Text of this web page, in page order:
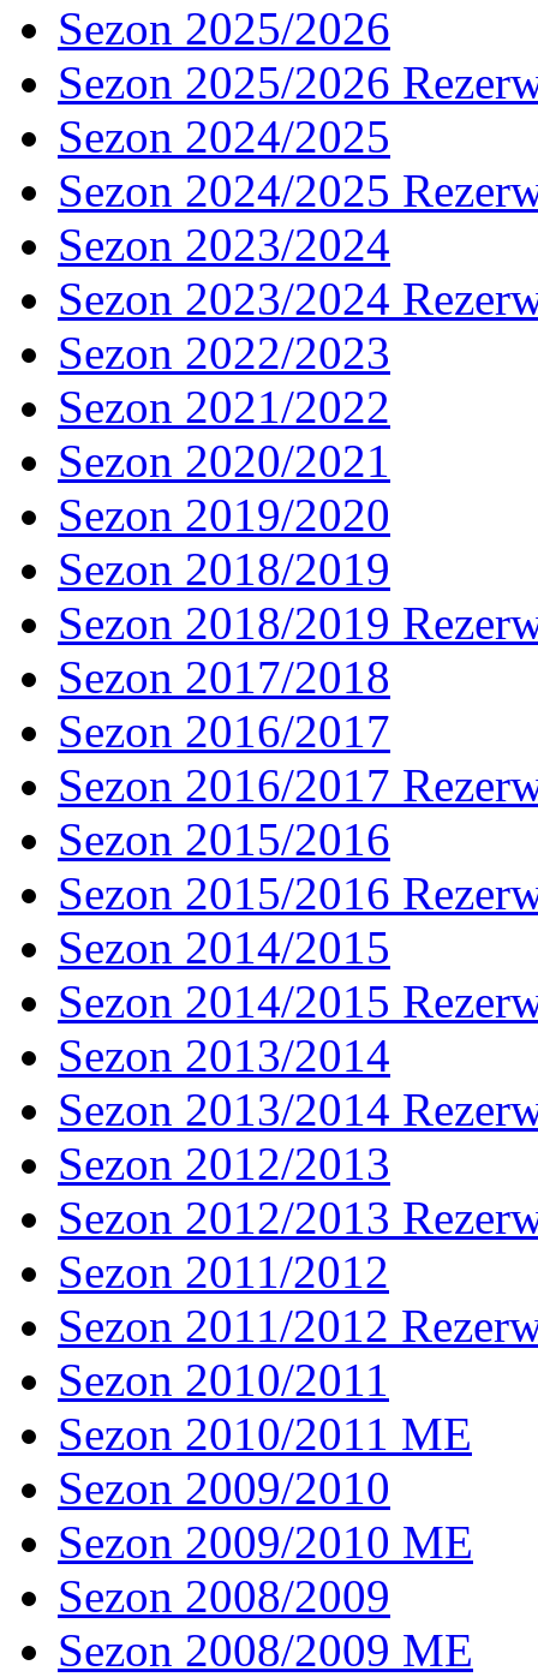
Sezon 2025/2026
Sezon 2025/2026
Sezon 2024/2025
Sezon 2024/2025
Sezon 2023/2024
Sezon 2023/2024
Sezon 2022/2023
Sezon 2021/2022
Sezon 2020/2021
Sezon 2019/2020
Sezon 2018/2019
Sezon 2018/2019
Sezon 2017/2018
Sezon 2016/2017
Sezon 2016/2017
Sezon 2015/2016
Sezon 2015/2016
Sezon 2014/2015
Sezon 2014/2015
Sezon 2013/2014
Sezon 2013/2014
Sezon 2012/2013
Sezon 2012/2013
Sezon 2011/2012
Sezon 2011/2012
Sezon 2010/2011
Sezon 2010/2011 ME
Sezon 2009/2010
Sezon 2009/2010 ME
Sezon 2008/2009
Sezon 2008/2009 ME